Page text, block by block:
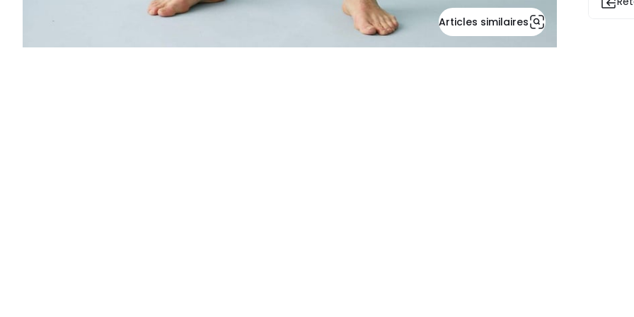
Articles similaires